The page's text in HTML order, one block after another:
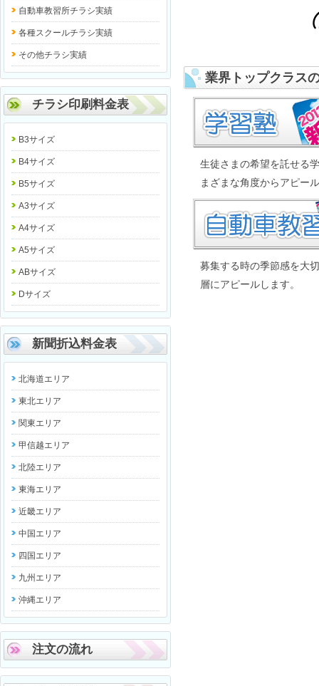
業界トップクラス
生徒さまの希望を託せる
まざまな角度からアピー
募集する時の季節感を大
層にアピールします。
自動車教習所チラシ実績
各種スクールチラシ実績
その他チラシ実績
チラシ印刷料金表
B3サイズ
B4サイズ
B5サイズ
A3サイズ
A4サイズ
A5サイズ
ABサイズ
Dサイズ
新聞折込料金表
北海道エリア
東北エリア
関東エリア
甲信越エリア
北陸エリア
東海エリア
近畿エリア
中国エリア
四国エリア
九州エリア
沖縄エリア
注文の流れ